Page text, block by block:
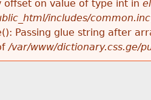
offset on value of type int in
includes/common.inc
Passing glue string after
/var/www/dictionary.css.ge/